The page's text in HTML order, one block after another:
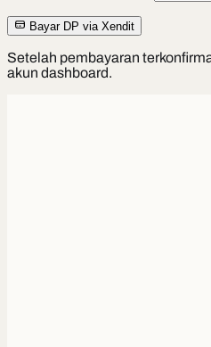
Bayar DP via Xendit
Setelah pembayaran
akun dashboard.